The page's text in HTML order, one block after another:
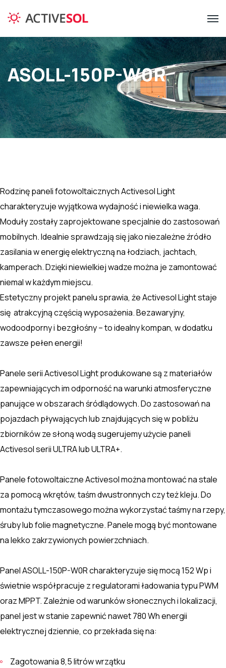
ASOLL-150P-W0R
Rodzinę paneli fotowoltaicznych Activesol Light
charakteryzuje wyjątkowa wydajność i niewielka waga.
Moduły zostały zaprojektowane specjalnie do zastosowań
mobilnych. Idealnie sprawdzają się jako niezależne źródło
zasilania w energię elektryczną na łodziach, jachtach,
kamperach. Dzięki niewielkiej wadze można je zamontować
niemal w każdym miejscu.
Estetyczny projekt panelu sprawia, że Activesol Light staje
się atrakcyjną częścią wyposażenia. Bezawaryjny,
wodoodporny i bezgłośny – to idealny kompan, w dodatku
zawsze pełen energii!
Panele serii Activesol Light produkowane są z materiałów
zapewniających im odporność na warunki atmosferyczne
panujące w obszarach śródlądowych. Do zastosowań na
pojazdach pływających lub znajdujących się w pobliżu
zbiorników ze słoną wodą sugerujemy użycie paneli
Activesol serii ULTRA lub ULTRA+.
Panele fotowoltaiczne Activesol można montować na stale
za pomocą wkrętów, taśm dwustronnych czy też kleju. Do
montażu tymczasowego można wykorzystać taśmy na rzepy,
śruby lub folie magnetyczne. Panele mogą być montowane
na lekko zakrzywionych powierzchniach.
Panel ASOLL-150P-W0R charakteryzuje się mocą 152 Wp i
świetnie współpracuje z regulatorami ładowania typu PWM
oraz MPPT. Zależnie od warunków słonecznych i lokalizacji,
panel jest w stanie zapewnić nawet 780 Wh energii
elektrycznej dziennie, co przekłada się na:
Zagotowania 8,5 litrów wrzątku